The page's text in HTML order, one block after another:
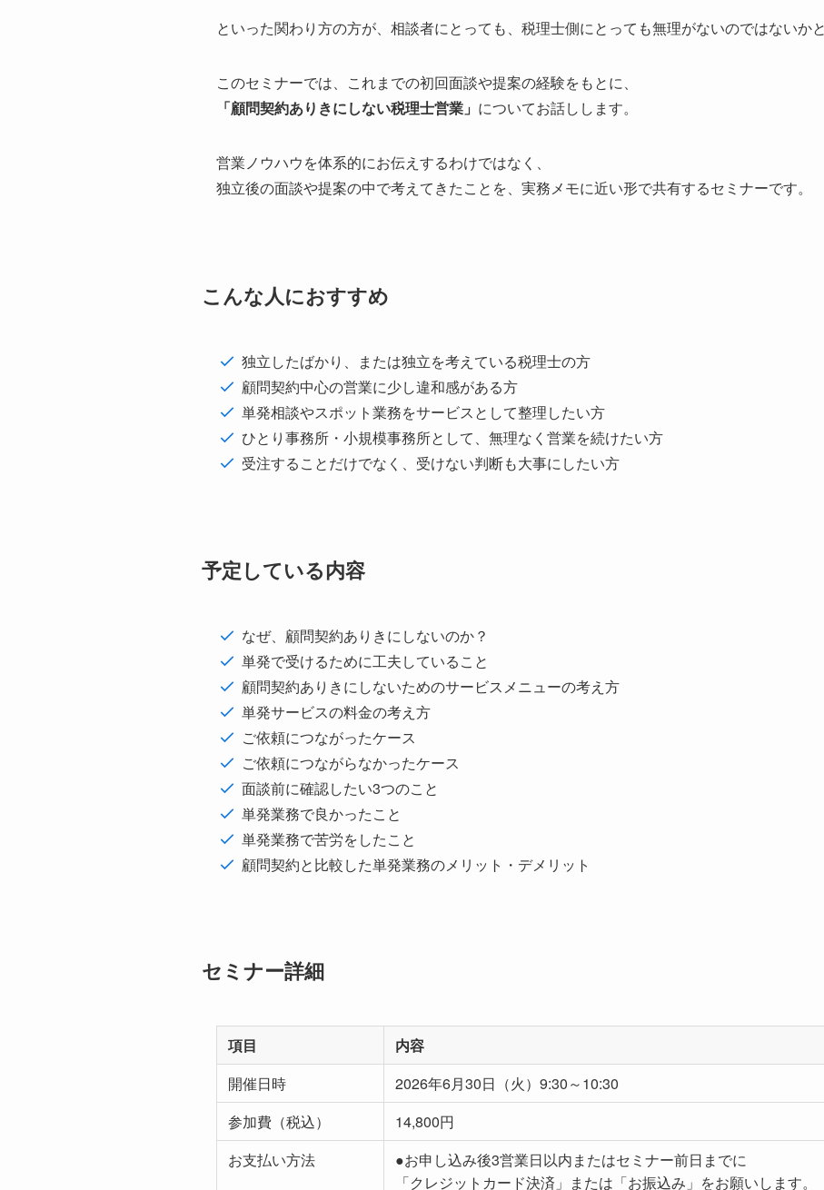
といった関わり方の方が、相談者にとっても、税理士側にとっても無理がないのではないか
このセミナーでは、これまでの初回面談や提案の経験をもとに、
「顧問契約ありきにしない税理士営業」 についてお話しします。
営業ノウハウを体系的にお伝えするわけではなく、
独立後の面談や提案の中で考えてきたことを、実務メモに近い形で共有するセミナーです。
こんな人におすすめ
独立したばかり、または独立を考えている税理士の方
顧問契約中心の営業に少し違和感がある方
単発相談やスポット業務をサービスとして整理したい方
ひとり事務所・小規模事務所として、無理なく営業を続けたい方
受注することだけでなく、受けない判断も大事にしたい方
予定している内容
なぜ、顧問契約ありきにしないのか？
単発で受けるために工夫していること
顧問契約ありきにしないためのサービスメニューの考え方
単発サービスの料金の考え方
ご依頼につながったケース
ご依頼につながらなかったケース
面談前に確認したい3つのこと
単発業務で良かったこと
単発業務で苦労をしたこと
顧問契約と比較した単発業務のメリット・デメリット
セミナー詳細
項目
内容
開催日時
2026年6月30日（火）9:30～10:30
参加費（税込）
14,800円
お支払い方法
●お申し込み後3営業日以内またはセミナー前日までに
「クレジットカード決済」または「お振込み」をお願いします。